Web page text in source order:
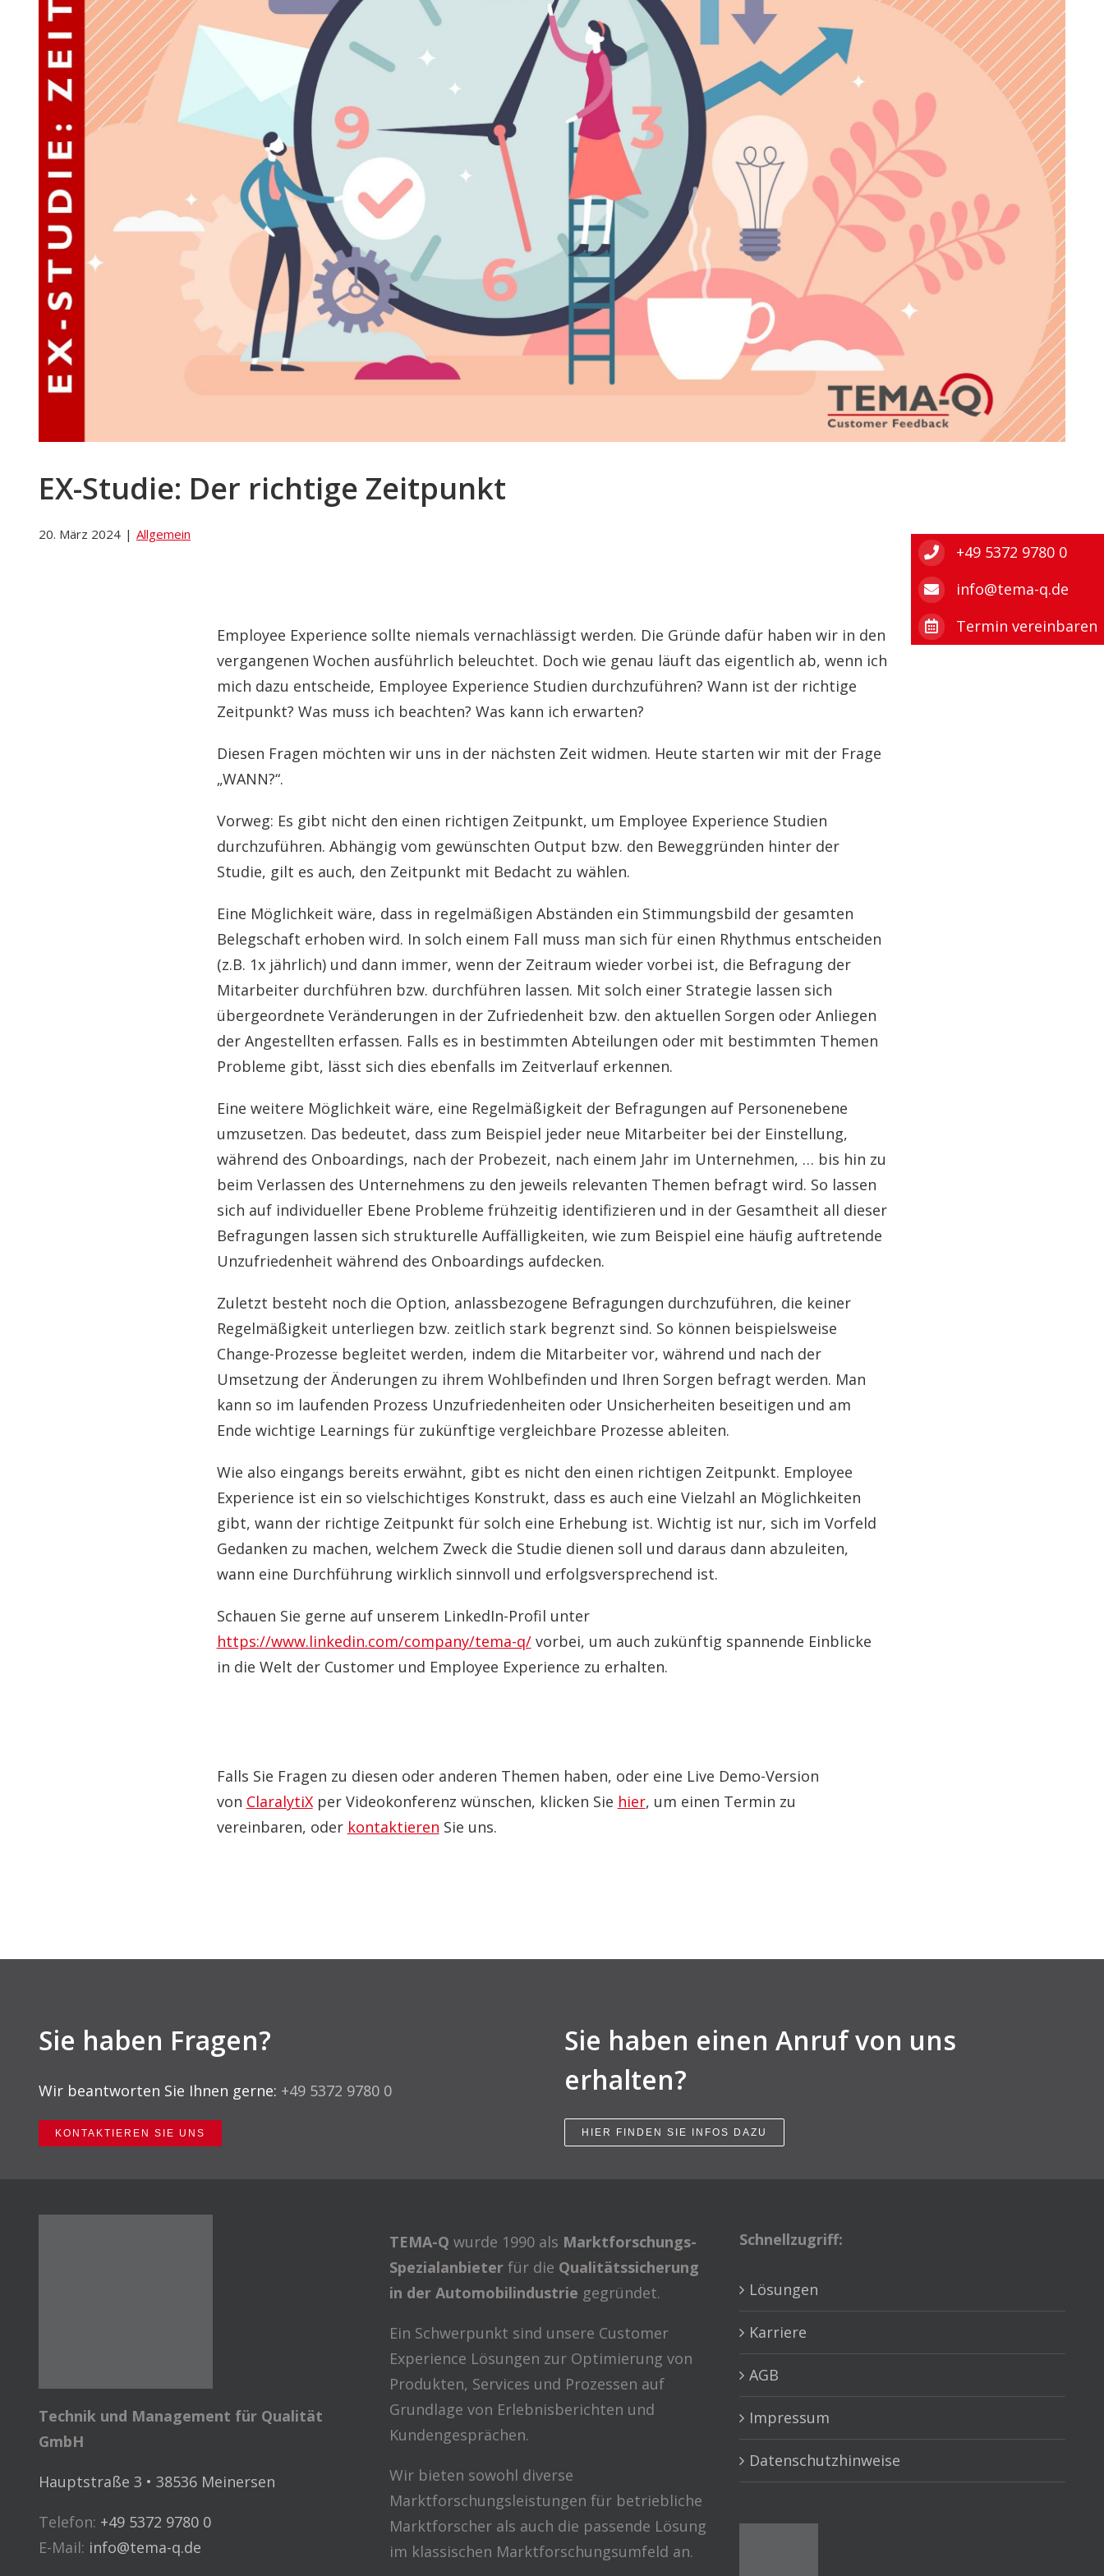
EX-Studie: Der richtige Zeitpunkt
20. März 2024 | Allgemein
Employee Experience sollte niemals vernachlässigt werden. Die Gründe dafür haben wir in den
vergangenen Wochen ausführlich beleuchtet. Doch wie genau läuft das eigentlich ab, wenn ich
mich dazu entscheide, Employee Experience Studien durchzuführen? Wann ist der richtige
Zeitpunkt? Was muss ich beachten? Was kann ich erwarten?
Diesen Fragen möchten wir uns in der nächsten Zeit widmen. Heute starten wir mit der Frage
„WANN?“.
Vorweg: Es gibt nicht den einen richtigen Zeitpunkt, um Employee Experience Studien
durchzuführen. Abhängig vom gewünschten Output bzw. den Beweggründen hinter der
Studie, gilt es auch, den Zeitpunkt mit Bedacht zu wählen.
Eine Möglichkeit wäre, dass in regelmäßigen Abständen ein Stimmungsbild der gesamten
Belegschaft erhoben wird. In solch einem Fall muss man sich für einen Rhythmus entscheiden
(z.B. 1x jährlich) und dann immer, wenn der Zeitraum wieder vorbei ist, die Befragung der
Mitarbeiter durchführen bzw. durchführen lassen. Mit solch einer Strategie lassen sich
übergeordnete Veränderungen in der Zufriedenheit bzw. den aktuellen Sorgen oder Anliegen
der Angestellten erfassen. Falls es in bestimmten Abteilungen oder mit bestimmten Themen
Probleme gibt, lässt sich dies ebenfalls im Zeitverlauf erkennen.
Eine weitere Möglichkeit wäre, eine Regelmäßigkeit der Befragungen auf Personenebene
umzusetzen. Das bedeutet, dass zum Beispiel jeder neue Mitarbeiter bei der Einstellung,
während des Onboardings, nach der Probezeit, nach einem Jahr im Unternehmen, … bis hin zu
beim Verlassen des Unternehmens zu den jeweils relevanten Themen befragt wird. So lassen
sich auf individueller Ebene Probleme frühzeitig identifizieren und in der Gesamtheit all dieser
Befragungen lassen sich strukturelle Auffälligkeiten, wie zum Beispiel eine häufig auftretende
Unzufriedenheit während des Onboardings aufdecken.
Zuletzt besteht noch die Option, anlassbezogene Befragungen durchzuführen, die keiner
Regelmäßigkeit unterliegen bzw. zeitlich stark begrenzt sind. So können beispielsweise
Change-Prozesse begleitet werden, indem die Mitarbeiter vor, während und nach der
Umsetzung der Änderungen zu ihrem Wohlbefinden und Ihren Sorgen befragt werden. Man
kann so im laufenden Prozess Unzufriedenheiten oder Unsicherheiten beseitigen und am
Ende wichtige Learnings für zukünftige vergleichbare Prozesse ableiten.
Wie also eingangs bereits erwähnt, gibt es nicht den einen richtigen Zeitpunkt. Employee
Experience ist ein so vielschichtiges Konstrukt, dass es auch eine Vielzahl an Möglichkeiten
gibt, wann der richtige Zeitpunkt für solch eine Erhebung ist. Wichtig ist nur, sich im Vorfeld
Gedanken zu machen, welchem Zweck die Studie dienen soll und daraus dann abzuleiten,
wann eine Durchführung wirklich sinnvoll und erfolgsversprechend ist.
Schauen Sie gerne auf unserem LinkedIn-Profil unter
https://www.linkedin.com/company/tema-q/vorbei, um auch zukünftig spannende Einblicke
in die Welt der Customer und Employee Experience zu erhalten.
Falls Sie Fragen zu diesen oder anderen Themen haben, oder eine Live Demo-Version
von ClaralytiXper Videokonferenz wünschen, klicken Sie hier, um einen Termin zu
vereinbaren, oder kontaktieren Sie uns.
Sie haben Fragen?
Wir beantworten Sie Ihnen gerne: +49 5372 9780 0
KONTAKTIEREN SIE UNS
Sie haben einen Anruf von uns
erhalten?
HIER FINDEN SIE INFOS DAZU
Technik und Management für Qualität
GmbH
Hauptstraße 3 • 38536 Meinersen
Telefon: +49 5372 9780 0
E-Mail: info@tema-q.de
TEMA-Q wurde 1990 als Marktforschungs-
Spezialanbieterfür die Qualitätssicherung
in der Automobilindustrie gegründet.
Ein Schwerpunkt sind unsere Customer
Experience Lösungen zur Optimierung von
Produkten, Services und Prozessen auf
Grundlage von Erlebnisberichten und
Kundengesprächen.
Wir bieten sowohl diverse
Marktforschungsleistungen für betriebliche
Marktforscher als auch die passende Lösung
im klassischen Marktforschungsumfeld an.
Schnellzugriff:
Lösungen
Karriere
AGB
Impressum
Datenschutzhinweise
+49 5372 9780 0
info@tema-q.de
Termin vereinbaren